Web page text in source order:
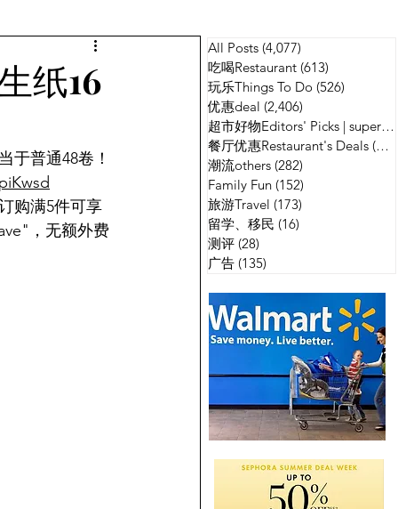
广告
纸16
于普通48卷！
购满5件可享
，无额外费
All Posts (4,077)
吃喝Restaurant (613)
玩乐Things To Do (526)
优惠deal (2,406)
超市好物Editors' Picks | supermarket
餐厅优惠Restaurant's Deals (134)
潮流others (282)
Family Fun (152)
旅游Travel (173)
留学、移民 (16)
测评 (28)
广告 (135)